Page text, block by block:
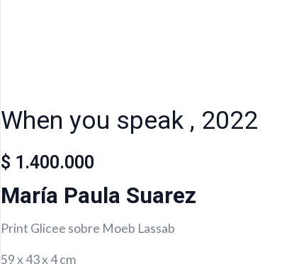
When you speak , 2022
$ 1.400.000
María Paula Suarez
Print Glicee sobre Moeb Lassab
59 x 43 x 4 cm